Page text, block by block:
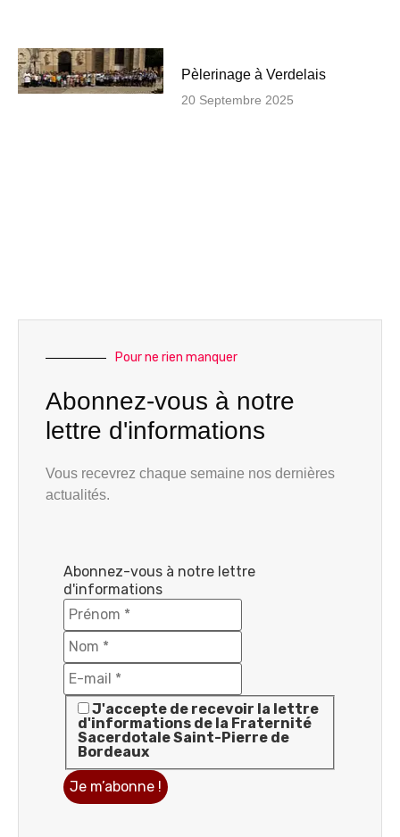
Pèlerinage à Verdelais
20 Septembre 2025
Pour ne rien manquer
Abonnez-vous à notre
lettre d'informations
Vous recevrez chaque semaine nos dernières
actualités.
Abonnez-vous à notre lettre
d'informations
J'accepte de recevoir la lettre
d'informations de la Fraternité
Sacerdotale Saint-Pierre de
Bordeaux